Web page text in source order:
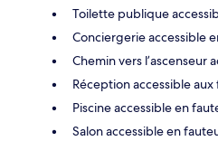
Toilette publique
Conciergerie accessible
Chemin vers l’ascenseur
Réception accessible
Piscine accessible en
Salon accessible en